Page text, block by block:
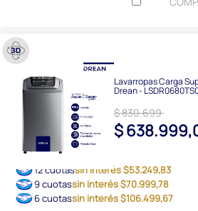
Lavarropas Carga
Drean -
$ 830.699
$
12 cuotassin interés $53.249,83
9 cuotassin interés $70.999,78
6 cuotassin interés $106.499,67